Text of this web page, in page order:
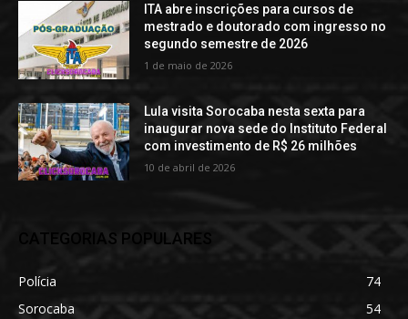
ITA abre inscrições para cursos de
mestrado e doutorado com ingresso no
segundo semestre de 2026
1 de maio de 2026
Lula visita Sorocaba nesta sexta para
inaugurar nova sede do Instituto Federal
com investimento de R$ 26 milhões
10 de abril de 2026
CATEGORIAS POPULARES
Polícia
74
Sorocaba
54